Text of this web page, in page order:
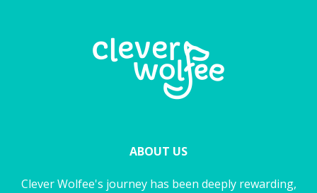
ABOUT US
Clever Wolfee's journey has been deeply rewarding,